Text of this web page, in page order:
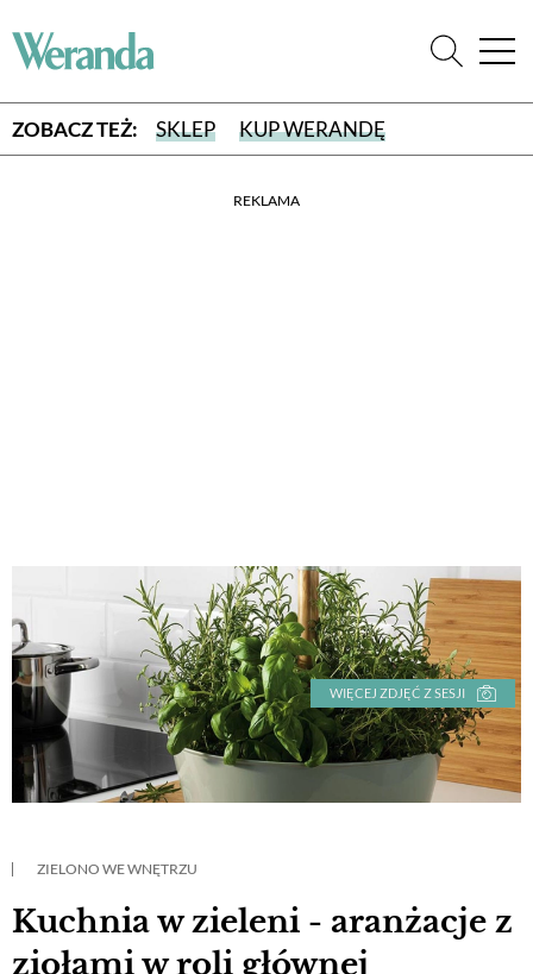
ZOBACZ TEŻ: SKLEP KUP WERANDĘ
REKLAMA
WIĘCEJ ZDJĘĆ Z SESJI
Kuchnia w zieleni - aranżacje z
ziołami w roli głównej
ZIELONO WE WNĘTRZU